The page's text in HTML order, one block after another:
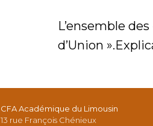
L’ensemble
d’Union
CFA Académique du Limousin
13 rue François Chénieux